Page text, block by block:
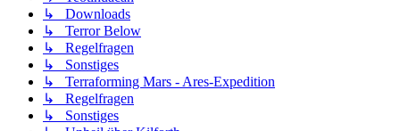
↳ Downloads
↳ Terror Below
↳ Regelfragen
↳ Sonstiges
↳ Terraforming Mars - Ares-Expedition
↳ Regelfragen
↳ Sonstiges